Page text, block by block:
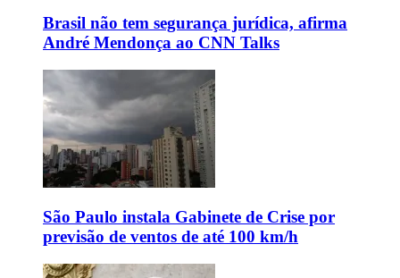
Brasil não tem segurança jurídica, afirma
André Mendonça ao CNN Talks
São Paulo instala Gabinete de Crise por
previsão de ventos de até 100 km/h